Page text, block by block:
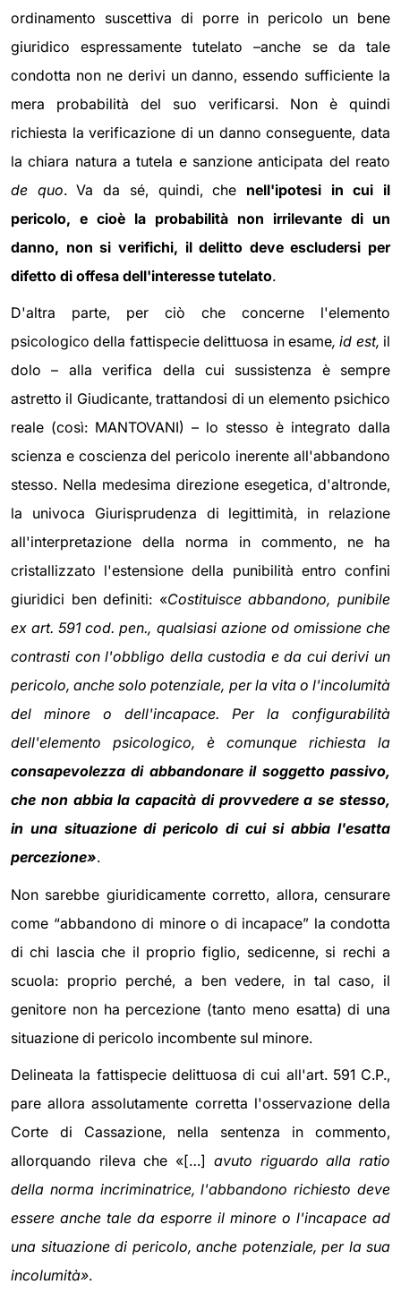
ordinamento suscettiva di porre in pericolo un bene
giuridico espressamente tutelato –anche se da tale
condotta non ne derivi un danno, essendo sufficiente la
mera probabilità del suo verificarsi. Non è quindi
richiesta la verificazione di un danno conseguente, data
la chiara natura a tutela e sanzione anticipata del reato
de quo. Va da sé, quindi, che nell'ipotesi in cui il
pericolo, e cioè la probabilità non irrilevante di un
danno, non si verifichi, il delitto deve escludersi per
difetto di offesa dell'interesse tutelato.
D'altra parte, per ciò che concerne l'elemento
psicologico della fattispecie delittuosa in esame, id est, il
dolo – alla verifica della cui sussistenza è sempre
astretto il Giudicante, trattandosi di un elemento psichico
reale (così: MANTOVANI) – lo stesso è integrato dalla
scienza e coscienza del pericolo inerente all'abbandono
stesso. Nella medesima direzione esegetica, d'altronde,
la univoca Giurisprudenza di legittimità, in relazione
all'interpretazione della norma in commento, ne ha
cristallizzato l'estensione della punibilità entro confini
giuridici ben definiti: «Costituisce abbandono, punibile
ex art. 591 cod. pen., qualsiasi azione od omissione che
contrasti con l'obbligo della custodia e da cui derivi un
pericolo, anche solo potenziale, per la vita o l'incolumità
del minore o dell'incapace. Per la configurabilità
dell'elemento psicologico, è comunque richiesta la
consapevolezza di abbandonare il soggetto passivo,
che non abbia la capacità di provvedere a se stesso,
in una situazione di pericolo di cui si abbia l'esatta
percezione».
Non sarebbe giuridicamente corretto, allora, censurare
come “abbandono di minore o di incapace” la condotta
di chi lascia che il proprio figlio, sedicenne, si rechi a
scuola: proprio perché, a ben vedere, in tal caso, il
genitore non ha percezione (tanto meno esatta) di una
situazione di pericolo incombente sul minore.
Delineata la fattispecie delittuosa di cui all'art. 591 C.P.,
pare allora assolutamente corretta l'osservazione della
Corte di Cassazione, nella sentenza in commento,
allorquando rileva che «[…] avuto riguardo alla ratio
della norma incriminatrice, l'abbandono richiesto deve
essere anche tale da esporre il minore o l'incapace ad
una situazione di pericolo, anche potenziale, per la sua
incolumità».